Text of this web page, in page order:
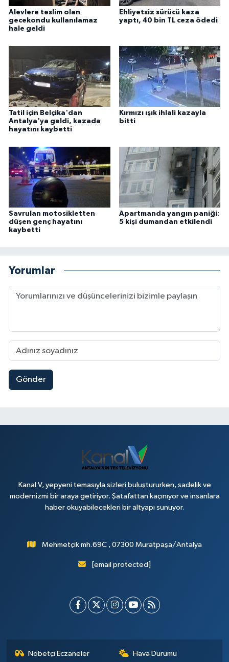
Alevlere teslim olan
gecekondu kullanılamaz
hale geldi
Ehliyetsiz sürücü kaza
yaptı, 40 bin TL ceza ödedi
Tatil için Belçika'dan
Antalya'ya geldi, kazada
hayatını kaybetti
Kırmızı ışık ihlali kazayla
bitti
Savrulan motosikletten
düşen genç hayatını
kaybetti
Apartmanda yangın paniği:
5 kişi dumandan etkilendi
Yorumlar
Gönder
Kanal V, yepyeni temasıyla sizleri buluştururken, sadelik ve
modernizmi bir araya getiriyor. Şatafattan kaçınıyor ve insanlara
haber okuyabilecekleri bir altyapı sunuyor.
Mehmetçik mh.69C , 07300 Muratpaşa/Antalya
[email protected]
Nöbetçi Eczaneler Hava Durumu